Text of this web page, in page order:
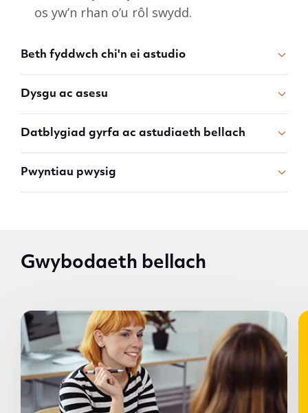
os yw’n rhan o’u rôl swydd.
Beth fyddwch chi'n ei astudio
Dysgu ac asesu
Datblygiad gyrfa ac astudiaeth bellach
Pwyntiau pwysig
Gwybodaeth bellach